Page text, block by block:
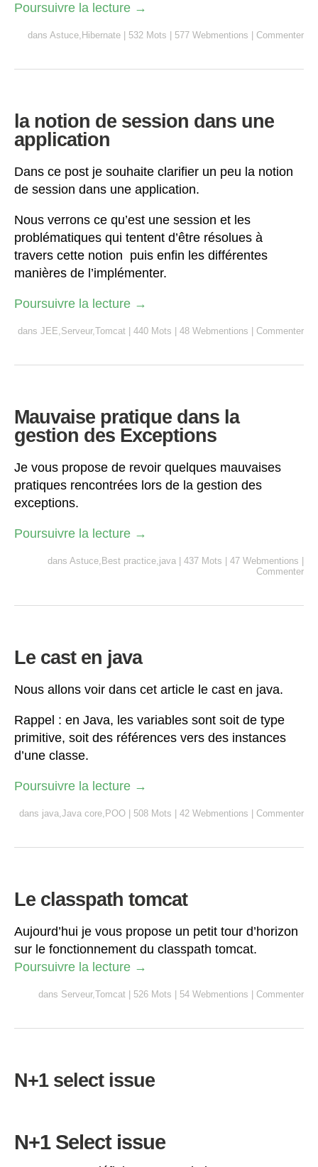
Poursuivre la lecture →
dans Astuce, Hibernate 532 Mots 577 Webmentions Commenter
la notion de session dans une
application
Dans ce post je souhaite clarifier un peu la notion
de session dans une application.
Nous verrons ce qu’est une session et les
problématiques qui tentent d’être résolues à
travers cette notion puis enfin les différentes
manières de l’implémenter.
Poursuivre la lecture →
dans JEE,Serveur,Tomcat 440 Mots 48 Webmentions Commenter
Mauvaise pratique dans la
gestion des Exceptions
Je vous propose de revoir quelques mauvaises
pratiques rencontrées lors de la gestion des
exceptions.
Poursuivre la lecture →
dans Astuce, Best practice,java 437 Mots 47 Webmentions
Commenter
Le cast en java
Nous allons voir dans cet article le cast en java.
Rappel : en Java, les variables sont soit de type
primitive, soit des références vers des instances
d’une classe.
Poursuivre la lecture →
dans java,Java core, POO 508 Mots 42 Webmentions Commenter
Le classpath tomcat
Aujourd’hui je vous propose un petit tour d’horizon
sur le fonctionnement du classpath tomcat.
Poursuivre la lecture →
dans Serveur,Tomcat 526 Mots 54 Webmentions Commenter
N+1 select issue
N+1 Select issue